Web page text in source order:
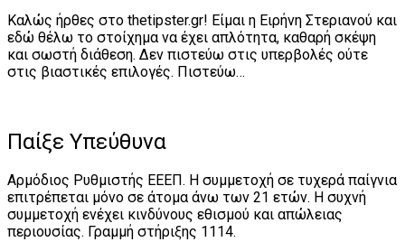
Καλώς ήρθες στο thetipster.gr! Είμαι η Ειρήνη Στεριανού και
εδώ θέλω το στοίχημα να έχει απλότητα, καθαρή σκέψη
και σωστή διάθεση. Δεν πιστεύω στις υπερβολές ούτε
στις βιαστικές επιλογές. Πιστεύω…
Παίξε Υπεύθυνα
Αρμόδιος Ρυθμιστής ΕΕΕΠ. Η συμμετοχή σε τυχερά παίγνια
επιτρέπεται μόνο σε άτομα άνω των 21 ετών. Η συχνή
συμμετοχή ενέχει κινδύνους εθισμού και απώλειας
περιουσίας. Γραμμή στήριξης 1114.